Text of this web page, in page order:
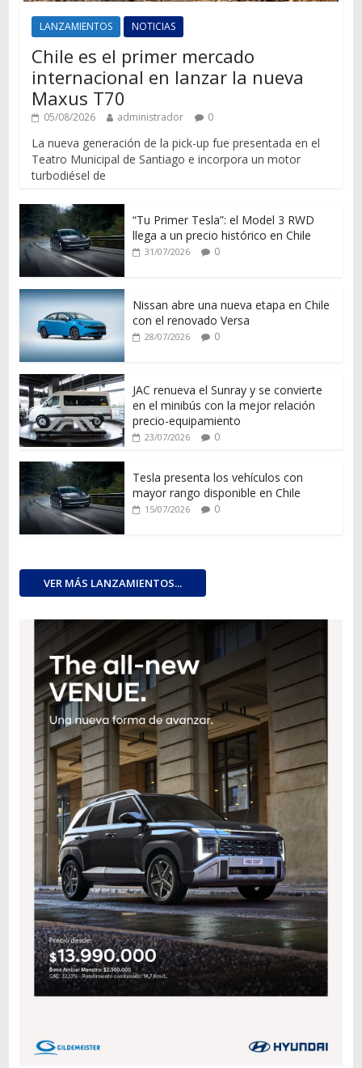
LANZAMIENTOS NOTICIAS
Chile es el primer mercado
internacional en lanzar la nueva
Maxus T70
05/08/2026 administrador 0
La nueva generación de la pick-up fue presentada en el
Teatro Municipal de Santiago e incorpora un motor
turbodiésel de
“Tu Primer Tesla”: el Model 3 RWD
llega a un precio histórico en Chile
31/07/2026 0
Nissan abre una nueva etapa en Chile
con el renovado Versa
28/07/2026 0
JAC renueva el Sunray y se convierte
en el minibús con la mejor relación
precio-equipamiento
23/07/2026 0
Tesla presenta los vehículos con
mayor rango disponible en Chile
15/07/2026 0
VER MÁS LANZAMIENTOS...